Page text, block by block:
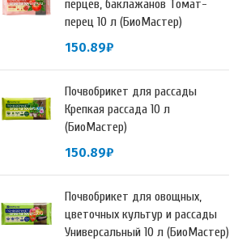
перцев, баклажанов Томат-
перец 10 л (БиоМастер)
150.89₽
Почвобрикет для рассады
Крепкая рассада 10 л
(БиоМастер)
150.89₽
Почвобрикет для овощных,
цветочных культур и рассады
Универсальный 10 л (БиоМастер)